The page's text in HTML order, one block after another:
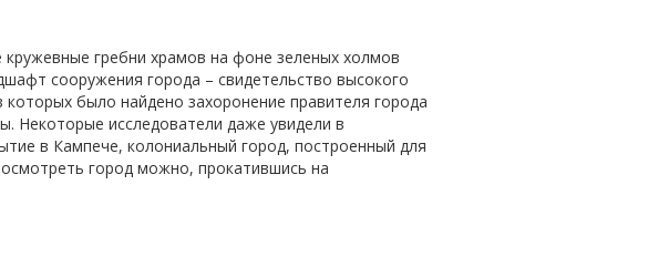
гребни храмов на фоне зеленых холмов
сооружения города – свидетельство высокого
было найдено захоронение правителя города
Некоторые исследователи даже увидели в
в Кампече, колониальный город, построенный для
город можно, прокатившись на